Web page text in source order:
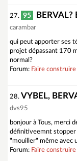
27. 95 BERVAL?
carambar
qui peut apporter ses
projet dépassant 170
normal?
Forum: Faire construire
28. VYBEL,
dvs95
bonjour à Tous, merci
définitiveemnt stopper
"mouiller" même avec
Forum: Faire construire